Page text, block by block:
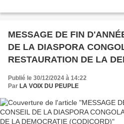
MESSAGE DE FIN
DE LA DIASPORA
RESTAURATION DE LA DEMOCRATIE
(CODICORD)
Publié le 30/12/2024 à 14:22
Par LA VOIX DU PEUPLE